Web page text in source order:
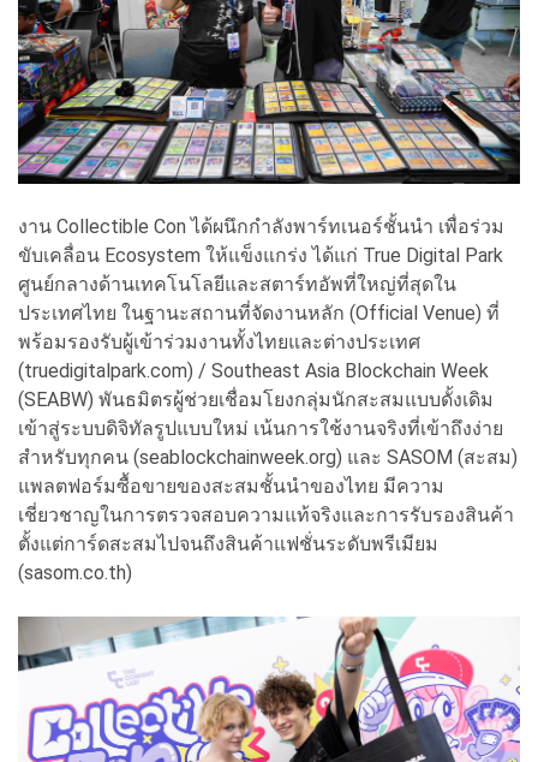
งาน Collectible Con ได้ผนึกกำลังพาร์ทเนอร์ชั้นนำ เพื่อร่วม
ขับเคลื่อน Ecosystem ให้แข็งแกร่ง ได้แก่ True Digital Park
ศูนย์กลางด้านเทคโนโลยีและสตาร์ทอัพที่ใหญ่ที่สุดใน
ประเทศไทย ในฐานะสถานที่จัดงานหลัก (Official Venue) ที่
พร้อมรองรับผู้เข้าร่วมงานทั้งไทยและต่างประเทศ
(truedigitalpark.com) / Southeast Asia Blockchain Week
(SEABW) พันธมิตรผู้ช่วยเชื่อมโยงกลุ่มนักสะสมแบบดั้งเดิม
เข้าสู่ระบบดิจิทัลรูปแบบใหม่ เน้นการใช้งานจริงที่เข้าถึงง่าย
สำหรับทุกคน (seablockchainweek.org) และ SASOM (สะสม)
แพลตฟอร์มซื้อขายของสะสมชั้นนำของไทย มีความ
เชี่ยวชาญในการตรวจสอบความแท้จริงและการรับรองสินค้า
ตั้งแต่การ์ดสะสมไปจนถึงสินค้าแฟชั่นระดับพรีเมียม
(sasom.co.th)